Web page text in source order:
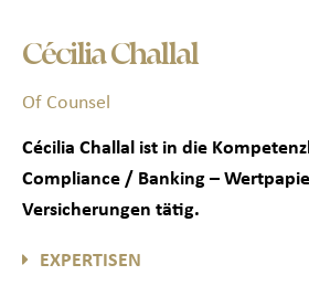
Cécilia Challal
Of Counsel
Cécilia Challal ist in die
Compliance / Banking –
Versicherungen tätig.
EXPERTISEN